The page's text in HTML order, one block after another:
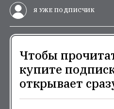
Я УЖЕ ПОДПИСЧИК
Чтобы
купите
открывает